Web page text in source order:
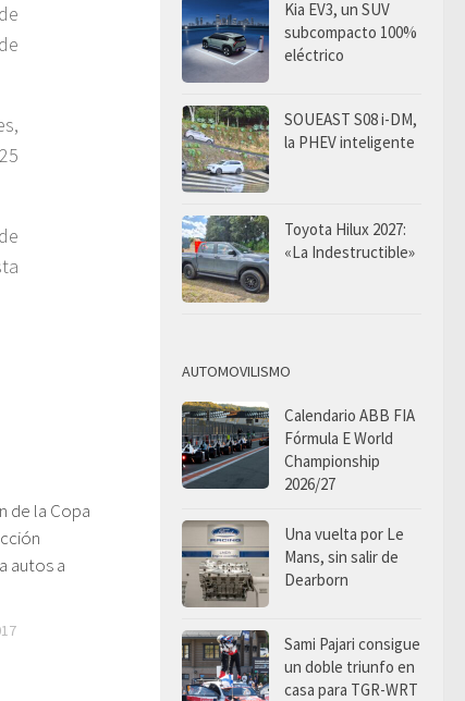
de la Copa
autos a
Kia EV3, un SUV
subcompacto 100%
eléctrico
SOUEAST S08 i-DM,
la PHEV inteligente
Toyota Hilux 2027:
«La Indestructible»
AUTOMOVILISMO
Calendario ABB FIA
Fórmula E World
Championship
2026/27
Una vuelta por Le
Mans, sin salir de
Dearborn
Sami Pajari consigue
un doble triunfo en
casa para TGR-WRT